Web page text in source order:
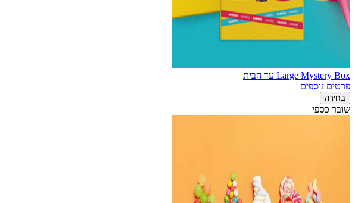
Large Mystery Box עד הבית
פרטים נוספים
בחירה
שובר כספי